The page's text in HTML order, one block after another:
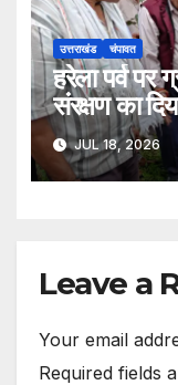
उत्तराखंड चंपावत
हरेला पर्व पर
संरक्षण का
JUL 18, 2026
Leave a
Your email
Required fields